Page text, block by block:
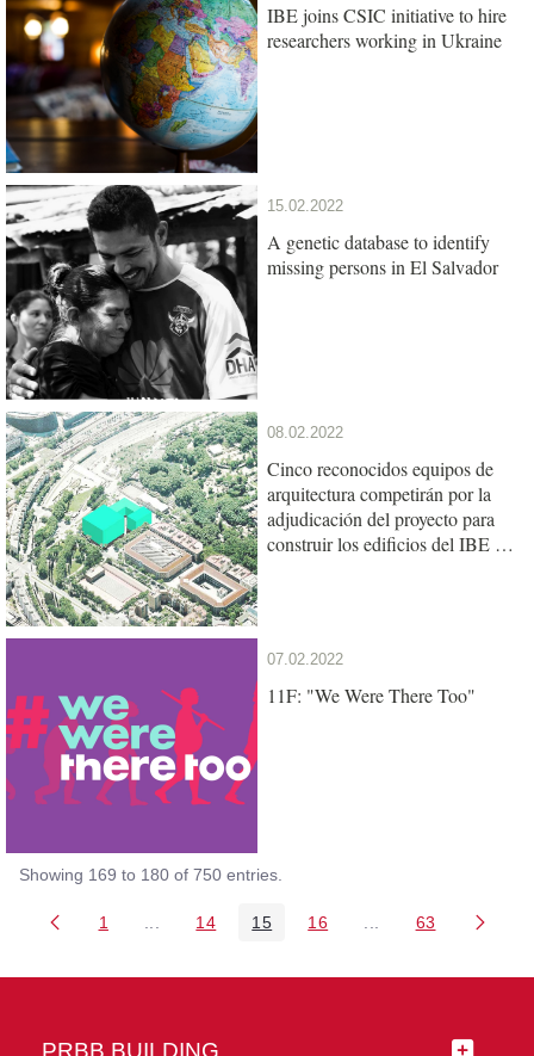
IBE joins CSIC initiative to hire
researchers working in Ukraine
15.02.2022
A genetic database to identify
missing persons in El Salvador
08.02.2022
Cinco reconocidos equipos de
arquitectura competirán por la
adjudicación del proyecto para
construir los edificios del IBE y
07.02.2022
11F: "We Were There Too"
Showing 169 to 180 of 750 entries.
Page
1 Intermediate Pages Use TAB to navigate.
Page
14 Page
15 Page
16 Intermediate Pages
Page
63
PRBB BUILDING